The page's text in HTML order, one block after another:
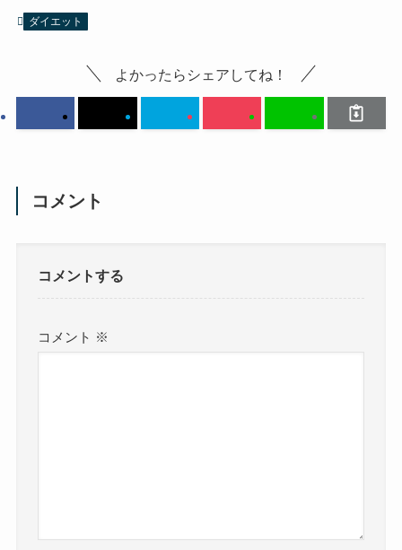
ダイエット
よかったらシェアしてね！
コメント
コメントする
コメント ※